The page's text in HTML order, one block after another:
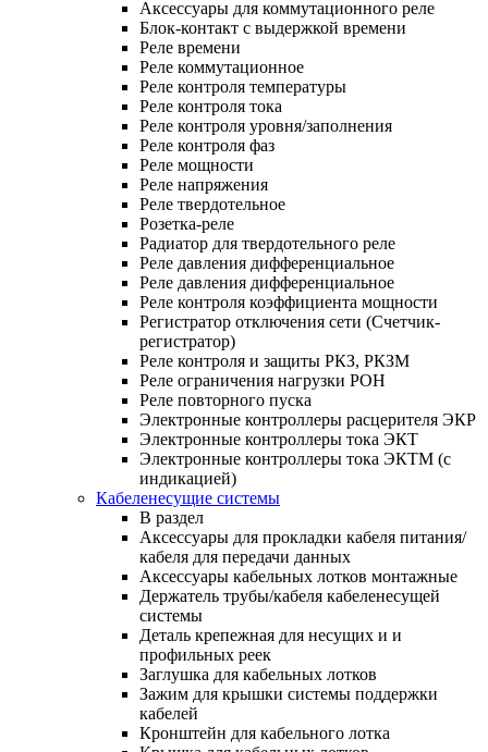
Аксессуары для коммутационного реле
Блок-контакт с выдержкой времени
Реле времени
Реле коммутационное
Реле контроля температуры
Реле контроля тока
Реле контроля уровня/заполнения
Реле контроля фаз
Реле мощности
Реле напряжения
Реле твердотельное
Розетка-реле
Радиатор для твердотельного реле
Реле давления дифференциальное
Реле давления дифференциальное
Реле контроля коэффициента мощности
Регистратор отключения сети (Счетчик-
регистратор)
Реле контроля и защиты РКЗ, РКЗМ
Реле ограничения нагрузки РОН
Реле повторного пуска
Электронные контроллеры расцерителя ЭКР
Электронные контроллеры тока ЭКТ
Электронные контроллеры тока ЭКТМ (с
индикацией)
Кабеленесущие системы
В раздел
Аксессуары для прокладки кабеля питания/
кабеля для передачи данных
Аксессуары кабельных лотков монтажные
Держатель трубы/кабеля кабеленесущей
системы
Деталь крепежная для несущих и и
профильных реек
Заглушка для кабельных лотков
Зажим для крышки системы поддержки
кабелей
Кронштейн для кабельного лотка